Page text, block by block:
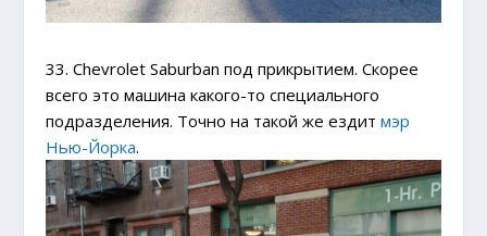
33. Chevrolet Saburban под прикрытием. Скорее
всего это машина какого-то специального
подразделения. Точно на такой же ездитмэр
Нью-Йорка.